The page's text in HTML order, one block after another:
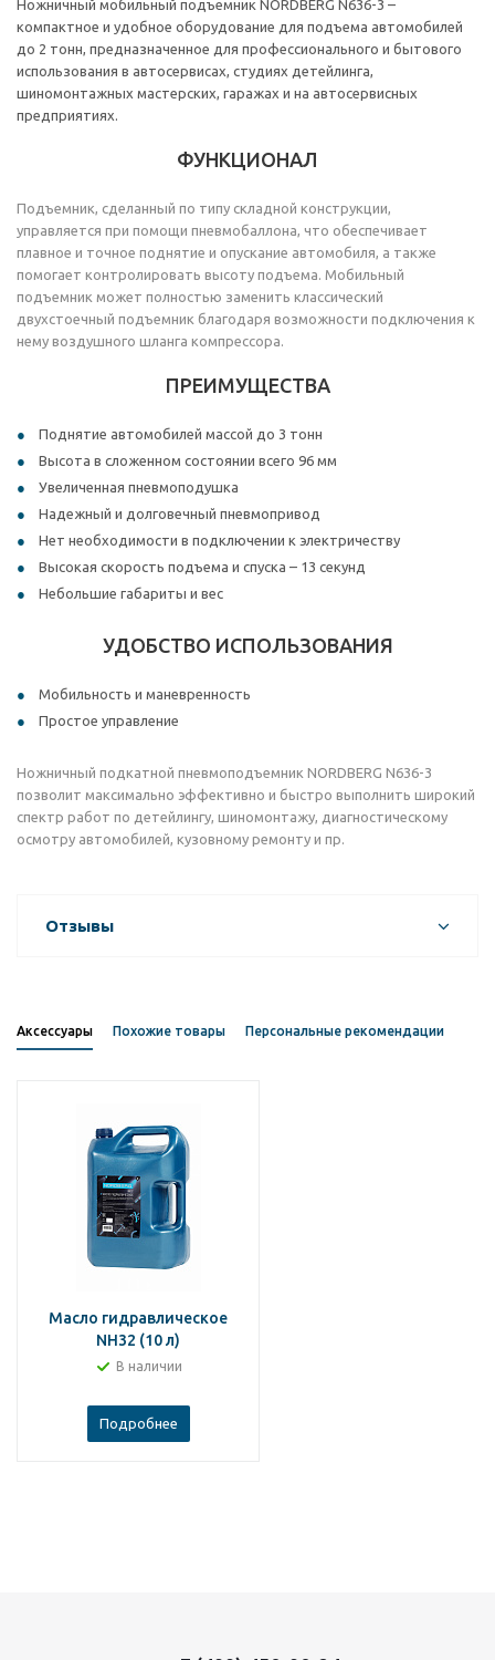
Ножничный мобильный подъемник NORDBERG N636-3 –
компактное и удобное оборудование для подъема автомобилей
до 2 тонн, предназначенное для профессионального и бытового
использования в автосервисах, студиях детейлинга,
шиномонтажных мастерских, гаражах и на автосервисных
предприятиях.
ФУНКЦИОНАЛ
Подъемник, сделанный по типу складной конструкции,
управляется при помощи пневмобаллона, что обеспечивает
плавное и точное поднятие и опускание автомобиля, а также
помогает контролировать высоту подъема. Мобильный
подъемник может полностью заменить классический
двухстоечный подъемник благодаря возможности подключения к
нему воздушного шланга компрессора.
ПРЕИМУЩЕСТВА
Поднятие автомобилей массой до 3 тонн
Высота в сложенном состоянии всего 96 мм
Увеличенная пневмоподушка
Надежный и долговечный пневмопривод
Нет необходимости в подключении к электричеству
Высокая скорость подъема и спуска – 13 секунд
Небольшие габариты и вес
УДОБСТВО ИСПОЛЬЗОВАНИЯ
Мобильность и маневренность
Простое управление
Ножничный подкатной пневмоподъемник NORDBERG N636-3
позволит максимально эффективно и быстро выполнить широкий
спектр работ по детейлингу, шиномонтажу, диагностическому
осмотру автомобилей, кузовному ремонту и пр.
Отзывы
Аксессуары Похожие товары Персональные рекомендации
Масло гидравлическое
NH32 (10 л)
В наличии
Подробнее